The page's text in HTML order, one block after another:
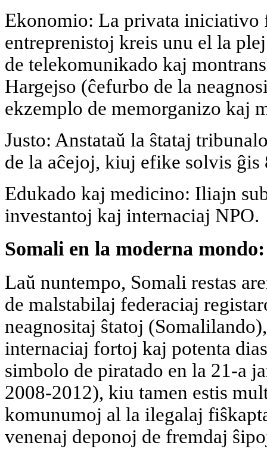
Ekonomio: La privata iniciativo
entreprenistoj kreis unu el la
de telekomunikado kaj
Hargejso (ĉefurbo de la
ekzemplo de memorganizo kaj
Justo: Anstataŭ la ŝtataj
de la aĉejoj, kiuj efike solvis
Edukado kaj medicino: Iliajn
investantoj kaj internaciaj NPO.
Somali en la moderna
Laŭ nuntempo, Somali restas
de malstabilaj federaciaj
neagnositaj ŝtatoj
internaciaj fortoj kaj potenta
simbolo de piratado en la 21-a
2008-2012), kiu tamen estis
komunumoj al la ilegalaj
venenaj deponoj de fremdaj